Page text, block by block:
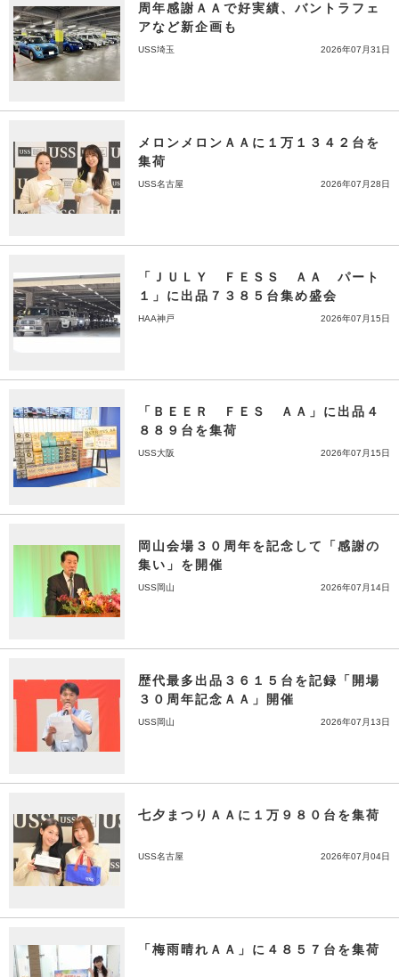
周年感謝ＡＡで好実績、バントラフェ
アなど新企画も
USS埼玉 2026年07月31日
メロンメロンＡＡに１万１３４２台を
集荷
USS名古屋 2026年07月28日
「ＪＵＬＹ ＦＥＳＳ ＡＡ パート
１」に出品７３８５台集め盛会
HAA神戸 2026年07月15日
「ＢＥＥＲ ＦＥＳ ＡＡ」に出品４
８８９台を集荷
USS大阪 2026年07月15日
岡山会場３０周年を記念して「感謝の
集い」を開催
USS岡山 2026年07月14日
歴代最多出品３６１５台を記録「開場
３０周年記念ＡＡ」開催
USS岡山 2026年07月13日
七夕まつりＡＡに１万９８０台を集荷
USS名古屋 2026年07月04日
「梅雨晴れＡＡ」に４８５７台を集荷